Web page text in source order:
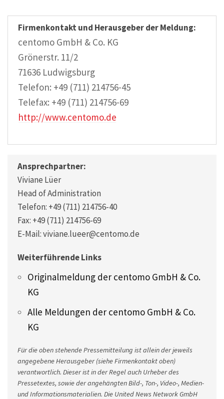
Firmenkontakt und Herausgeber der Meldung:
centomo GmbH & Co. KG
Grönerstr. 11/2
71636 Ludwigsburg
Telefon: +49 (711) 214756-45
Telefax: +49 (711) 214756-69
http://www.centomo.de
Ansprechpartner:
Viviane Lüer
Head of Administration
Telefon: +49 (711) 214756-40
Fax: +49 (711) 214756-69
E-Mail: viviane.lueer@centomo.de
Weiterführende Links
Originalmeldung der centomo GmbH & Co.
KG
Alle Meldungen der centomo GmbH & Co.
KG
Für die oben stehende Pressemitteilung ist allein der jeweils
angegebene Herausgeber (siehe Firmenkontakt oben)
verantwortlich. Dieser ist in der Regel auch Urheber des
Pressetextes, sowie der angehängten Bild-, Ton-, Video-, Medien-
und Informationsmaterialien. Die United News Network GmbH